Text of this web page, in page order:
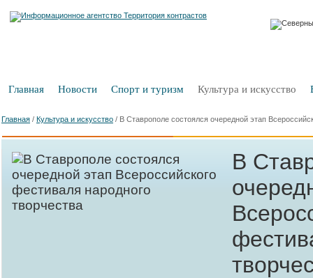
Главная Новости Спорт и туризм Культура и искусство
Главная / Культура и искусство / В Ставрополе состоялся очередной этап
В